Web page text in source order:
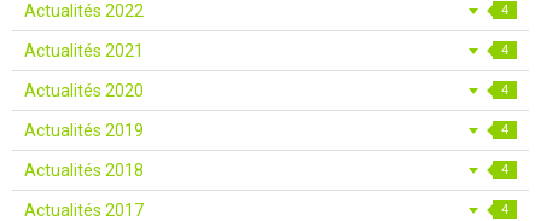
Actualités 2022 4
Actualités 2021 4
Actualités 2020 4
Actualités 2019 4
Actualités 2018 4
Actualités 2017 4